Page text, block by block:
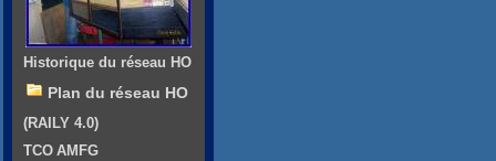
Historique du réseau HO
Plan du réseau HO
(RAILY 4.0)
TCO AMFG